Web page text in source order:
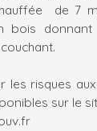
de 7
bois
les risques
sur le